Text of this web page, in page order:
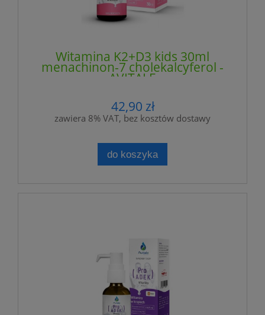
Witamina K2+D3 kids 30ml
menachinon-7 cholekalcyferol -
AVITALE
42,90 zł
zawiera 8% VAT, bez kosztów dostawy
do koszyka